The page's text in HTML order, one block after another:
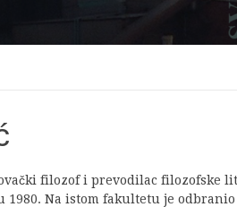
filozof i prevodilac filozofske
Na istom fakultetu je